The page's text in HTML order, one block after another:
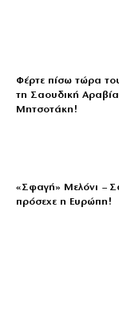
Φέρτε πίσω τώρα
τη Σαουδική
Μητσοτάκη!
«Σφαγή» Μελόνι –
πρόσεχε η Ευρώπη!